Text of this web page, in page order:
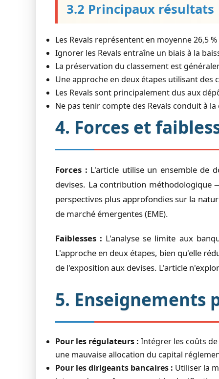
3.2 Principaux résultats
Les Revals représentent en moyenne 26,5
Ignorer les Revals entraîne un biais à la
La préservation du classement est
Une approche en deux étapes utilisant
Les Revals sont principalement dus aux
Ne pas tenir compte des Revals conduit à
4. Forces et
Forces : L'article utilise un ensemble de
devises. La contribution
perspectives plus approfondies sur la
de marché émergentes (EME).
Faiblesses : L'analyse se limite aux
L'approche en deux étapes, bien qu'elle
de l'exposition aux devises. L'article
5. Enseignements
Pour les régulateurs : Intégrer les coûts
une mauvaise allocation du capital
Pour les dirigeants bancaires : Utiliser la